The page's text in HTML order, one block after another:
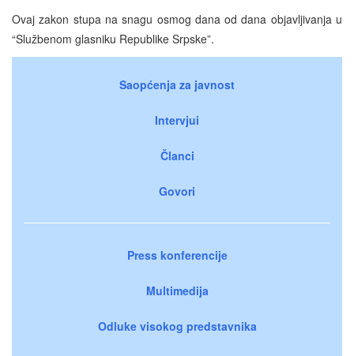
Ovaj zakon stupa na snagu osmog dana od dana objavljivanja u
“Službenom glasniku Republike Srpske”.
Saopćenja za javnost
Intervjui
Članci
Govori
Press konferencije
Multimedija
Odluke visokog predstavnika